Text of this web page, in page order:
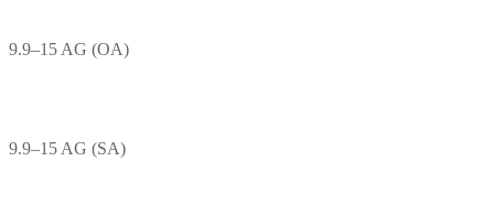
9.9–15 AG (OA)
9.9–15 AG (SA)